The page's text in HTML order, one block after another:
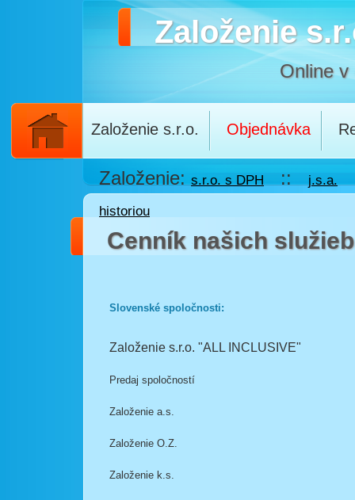
Založenie
Online v
Založenie s.r.o. Objednávka
Založenie: s.r.o. s DPH :: j.s.a.
historiou
Cenník našich
Slovenské spoločnosti:
Založenie s.r.o. "ALL INCLUSIVE"
Predaj spoločností
Založenie a.s.
Založenie O.Z.
Založenie k.s.